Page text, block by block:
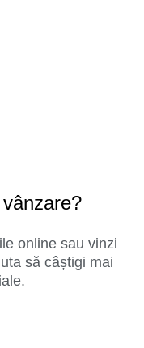
online sau vinzi
să câștigi mai